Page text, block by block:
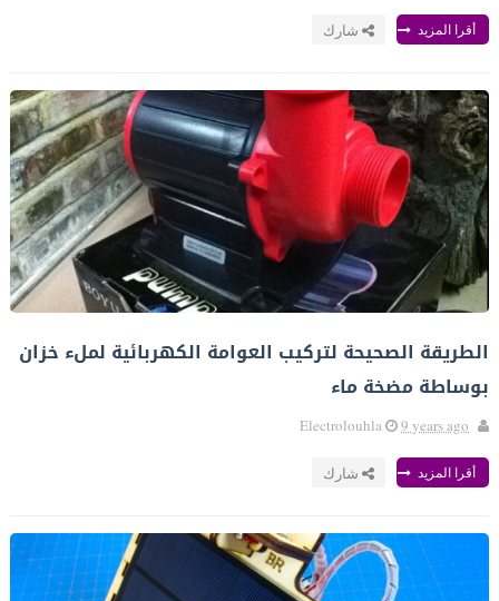
أقرا المزيد شارك
الطريقة الصحيحة لتركيب العوامة الكهربائية لملء خزان
بوساطة مضخة ماء
Electrolouhla 9 years ago
أقرا المزيد شارك